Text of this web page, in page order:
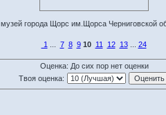
музей города Щорс им.Щорса Черниговской
1 7 8 9 10 11 12 13... 24
Оценка: До сих пор нет оценки
Твоя оценка: